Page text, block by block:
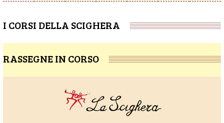
I CORSI DELLA SCIGHERA
RASSEGNE IN CORSO